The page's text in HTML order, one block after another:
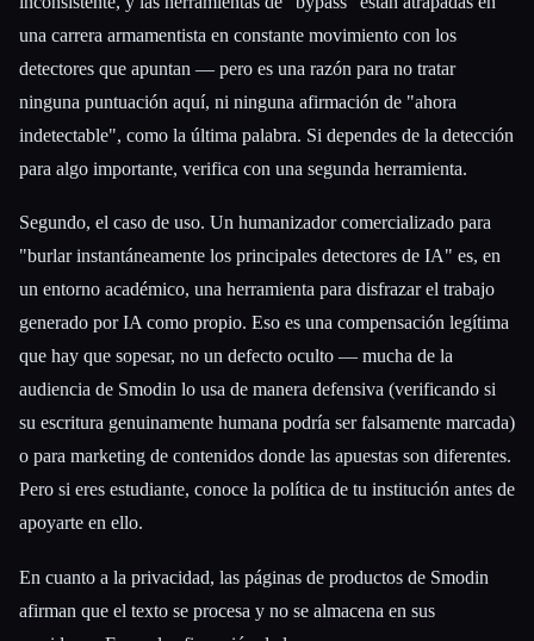
una carrera armamentista en constante movimiento con los
detectores que apuntan — pero es una razón para no tratar
ninguna puntuación aquí, ni ninguna afirmación de "ahora
indetectable", como la última palabra. Si dependes de la detección
para algo importante, verifica con una segunda herramienta.
Segundo, el caso de uso. Un humanizador comercializado para
"burlar instantáneamente los principales detectores de IA" es, en
un entorno académico, una herramienta para disfrazar el trabajo
generado por IA como propio. Eso es una compensación legítima
que hay que sopesar, no un defecto oculto — mucha de la
audiencia de Smodin lo usa de manera defensiva (verificando si
su escritura genuinamente humana podría ser falsamente marcada)
o para marketing de contenidos donde las apuestas son diferentes.
Pero si eres estudiante, conoce la política de tu institución antes de
apoyarte en ello.
En cuanto a la privacidad, las páginas de productos de Smodin
afirman que el texto se procesa y no se almacena en sus